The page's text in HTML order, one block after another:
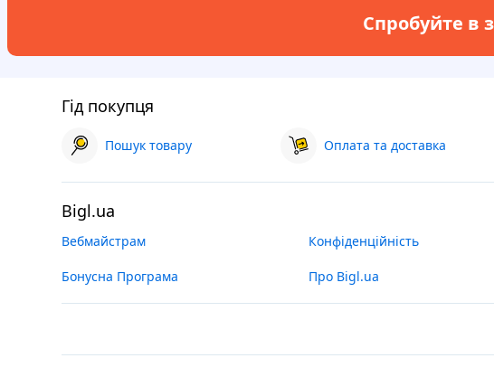
Спробуйте в
Гід покупця
Пошук товару Оплата та доставка
Bigl.ua
Вебмайстрам Конфіденційність
Бонусна Програма Про Bigl.ua